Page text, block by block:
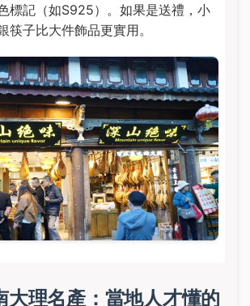
標記（如S925）。如果是送禮，小
筷子比大件飾品更實用。
大理名產：當地人才懂的